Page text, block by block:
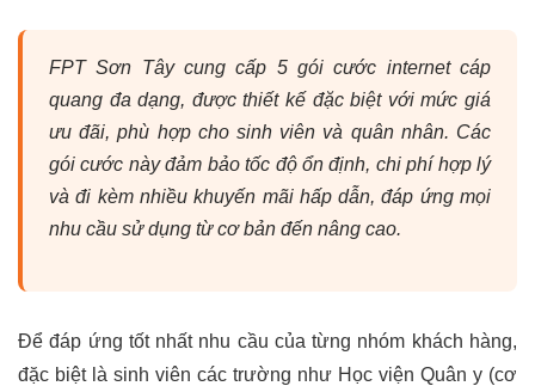
FPT Sơn Tây cung cấp 5 gói cước internet cáp
quang đa dạng, được thiết kế đặc biệt với mức giá
ưu đãi, phù hợp cho sinh viên và quân nhân. Các
gói cước này đảm bảo tốc độ ổn định, chi phí hợp lý
và đi kèm nhiều khuyến mãi hấp dẫn, đáp ứng mọi
nhu cầu sử dụng từ cơ bản đến nâng cao.
Để đáp ứng tốt nhất nhu cầu của từng nhóm khách hàng,
đặc biệt là sinh viên các trường như Học viện Quân y (cơ